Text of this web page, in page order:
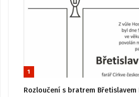
1
Rozloučení s bratrem Břetislavem